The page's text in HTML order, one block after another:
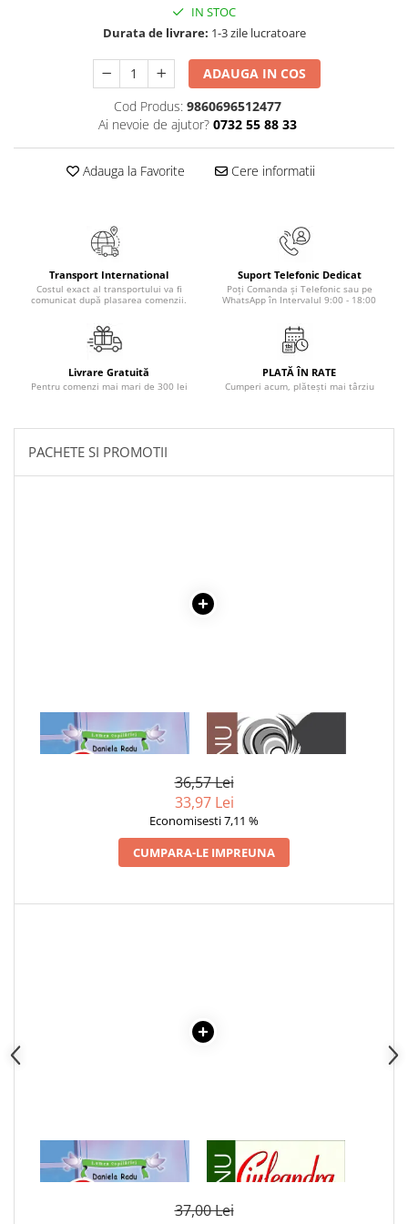
Lumea Copilariei
Ma pregatesc pentru scoala
Manuale - Carte Scolara
Clasa a III-a
Clasa a VII-a
Clasa a VIII-a
Clasa pregatitoare
Limbi Straine
Povesti
Povesti - Basme - Legende
Realitatea Augmentata
IN STOC
Durata de livrare: 1-3 zile lucratoare
ADAUGA IN COS
Cod Produs: 9860696512477
Ai nevoie de ajutor? 0732 55 88 33
Adauga la Favorite Cere informatii
Transport International
Costul exact al transportului va fi
comunicat după plasarea comenzii.
Suport Telefonic Dedicat
Poți Comanda și Telefonic sau pe
WhatsApp în Intervalul 9:00 - 18:00
Livrare Gratuită
Pentru comenzi mai mari de 300 lei
PLATĂ ÎN RATE
Cumperi acum, plătești mai târziu
PACHETE SI PROMOTII
1 x OUALE DE PASTE.
POVESTE ILUSTRATA
1 x ADAM SI EVA
36,57 Lei
33,97 Lei
Economisesti 7,11 %
CUMPARA-LE IMPREUNA
1 x OUALE DE PASTE.
POVESTE ILUSTRATA
1 x CIULEANDRA
37,00 Lei